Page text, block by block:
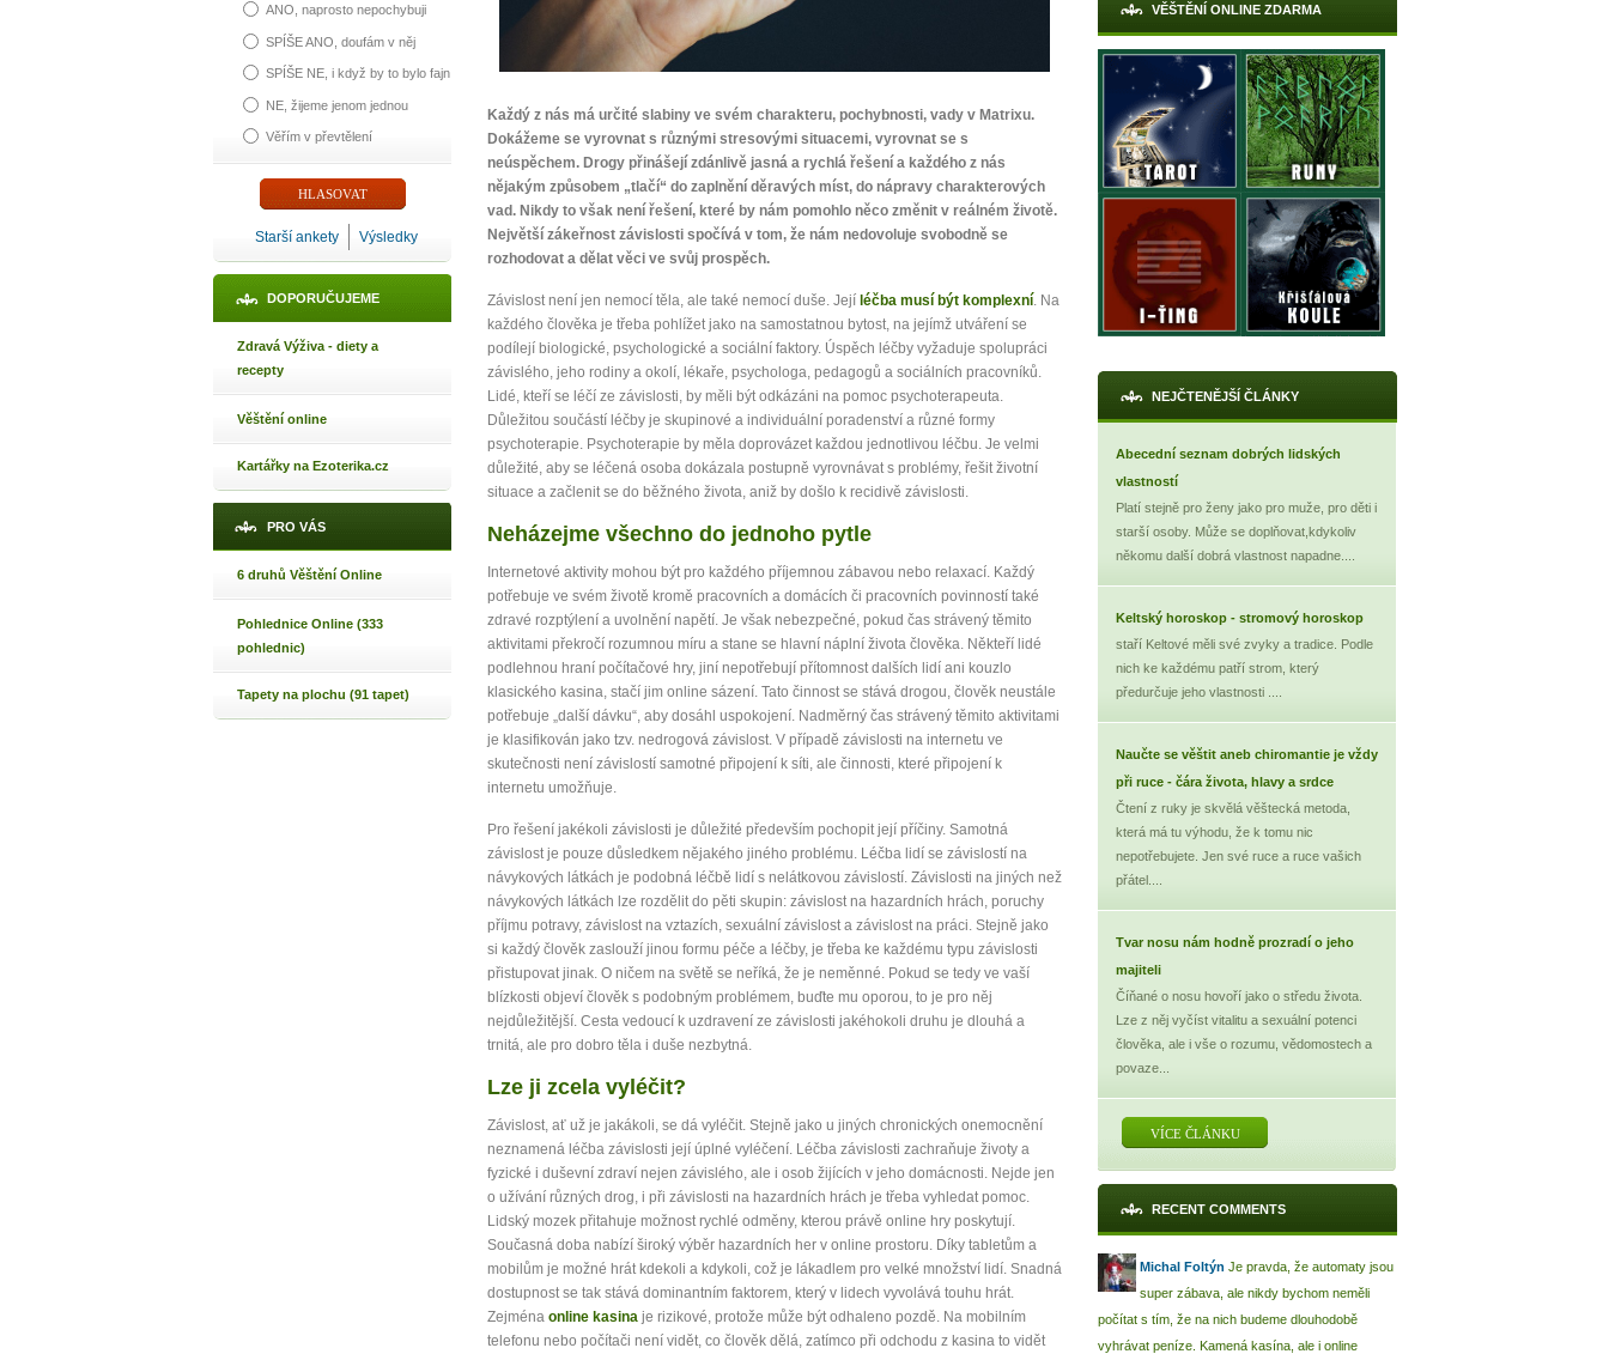
10 tipů pro zdravý a
plnohodnotný život
... všechny tipy zdarma.
Máte pocit, že jste unaveni hned jak ráno vstanete?
Nemusí to tak být - ZJISTĚTE ZDARMA!
Jak mít více energie každý den
Jak vnést do života rovnováhu
Jak být šťastnější
Nenávidíme spam stejně jako vy
X
ANO, naprosto nepochybuji
SPÍŠE ANO, doufám v něj
SPÍŠE NE, i když by to bylo fajn
NE, žijeme jenom jednou
Věřím v převtělení
Starší ankety Výsledky
DOPORUČUJEME
Zdravá Výživa - diety a
recepty
Věštění online
Kartářky na Ezoterika.cz
PRO VÁS
6 druhů Věštění Online
Pohlednice Online (333
pohlednic)
Tapety na plochu (91 tapet)
Každý z nás má určité slabiny ve svém charakteru, pochybnosti, vady v Matrixu.
Dokážeme se vyrovnat s různými stresovými situacemi, vyrovnat se s
neúspěchem. Drogy přinášejí zdánlivě jasná a rychlá řešení a každého z nás
nějakým způsobem „tlačí“ do zaplnění děravých míst, do nápravy charakterových
vad. Nikdy to však není řešení, které by nám pomohlo něco změnit v reálném životě.
Největší zákeřnost závislosti spočívá v tom, že nám nedovoluje svobodně se
rozhodovat a dělat věci ve svůj prospěch.
Závislost není jen nemocí těla, ale také nemocí duše. Její léčba musí být komplexní. Na
každého člověka je třeba pohlížet jako na samostatnou bytost, na jejímž utváření se
podílejí biologické, psychologické a sociální faktory. Úspěch léčby vyžaduje spolupráci
závislého, jeho rodiny a okolí, lékaře, psychologa, pedagogů a sociálních pracovníků.
Lidé, kteří se léčí ze závislosti, by měli být odkázáni na pomoc psychoterapeuta.
Důležitou součástí léčby je skupinové a individuální poradenství a různé formy
psychoterapie. Psychoterapie by měla doprovázet každou jednotlivou léčbu. Je velmi
důležité, aby se léčená osoba dokázala postupně vyrovnávat s problémy, řešit životní
situace a začlenit se do běžného života, aniž by došlo k recidivě závislosti.
Neházejme všechno do jednoho pytle
Internetové aktivity mohou být pro každého příjemnou zábavou nebo relaxací. Každý
potřebuje ve svém životě kromě pracovních a domácích či pracovních povinností také
zdravé rozptýlení a uvolnění napětí. Je však nebezpečné, pokud čas strávený těmito
aktivitami překročí rozumnou míru a stane se hlavní náplní života člověka. Někteří lidé
podlehnou hraní počítačové hry, jiní nepotřebují přítomnost dalších lidí ani kouzlo
klasického kasina, stačí jim online sázení. Tato činnost se stává drogou, člověk neustále
potřebuje „další dávku“, aby dosáhl uspokojení. Nadměrný čas strávený těmito aktivitami
je klasifikován jako tzv. nedrogová závislost. V případě závislosti na internetu ve
skutečnosti není závislostí samotné připojení k síti, ale činnosti, které připojení k
internetu umožňuje.
Pro řešení jakékoli závislosti je důležité především pochopit její příčiny. Samotná
závislost je pouze důsledkem nějakého jiného problému. Léčba lidí se závislostí na
návykových látkách je podobná léčbě lidí s nelátkovou závislostí. Závislosti na jiných než
návykových látkách lze rozdělit do pěti skupin: závislost na hazardních hrách, poruchy
příjmu potravy, závislost na vztazích, sexuální závislost a závislost na práci. Stejně jako
si každý člověk zaslouží jinou formu péče a léčby, je třeba ke každému typu závislosti
přistupovat jinak. O ničem na světě se neříká, že je neměnné. Pokud se tedy ve vaší
blízkosti objeví člověk s podobným problémem, buďte mu oporou, to je pro něj
nejdůležitější. Cesta vedoucí k uzdravení ze závislosti jakéhokoli druhu je dlouhá a
trnitá, ale pro dobro těla i duše nezbytná.
Lze ji zcela vyléčit?
Závislost, ať už je jakákoli, se dá vyléčit. Stejně jako u jiných chronických onemocnění
neznamená léčba závislosti její úplné vyléčení. Léčba závislosti zachraňuje životy a
fyzické i duševní zdraví nejen závislého, ale i osob žijících v jeho domácnosti. Nejde jen
o užívání různých drog, i při závislosti na hazardních hrách je třeba vyhledat pomoc.
Lidský mozek přitahuje možnost rychlé odměny, kterou právě online hry poskytují.
Současná doba nabízí široký výběr hazardních her v online prostoru. Díky tabletům a
mobilům je možné hrát kdekoli a kdykoli, což je lákadlem pro velké množství lidí. Snadná
dostupnost se tak stává dominantním faktorem, který v lidech vyvolává touhu hrát.
Zejména online kasina je rizikové, protože může být odhaleno pozdě. Na mobilním
telefonu nebo počítači není vidět, co člověk dělá, zatímco při odchodu z kasina to vidět
VĚŠTĚNÍ ONLINE ZDARMA
NEJČTENĚJŠÍ ČLÁNKY
Abecední seznam dobrých lidských
vlastností
Platí stejně pro ženy jako pro muže, pro děti i
starší osoby. Může se doplňovat,kdykoliv
někomu další dobrá vlastnost napadne....
Keltský horoskop - stromový horoskop
staří Keltové měli své zvyky a tradice. Podle
nich ke každému patří strom, který
předurčuje jeho vlastnosti ....
Naučte se věštit aneb chiromantie je vždy
při ruce - čára života, hlavy a srdce
Čtení z ruky je skvělá věštecká metoda,
která má tu výhodu, že k tomu nic
nepotřebujete. Jen své ruce a ruce vašich
přátel....
Tvar nosu nám hodně prozradí o jeho
majiteli
Číňané o nosu hovoří jako o středu života.
Lze z něj vyčíst vitalitu a sexuální potenci
člověka, ale i vše o rozumu, vědomostech a
povaze...
VÍCE ČLÁNKU
RECENT COMMENTS
Michal Foltýn Je pravda, že automaty jsou
super zábava, ale nikdy bychom neměli
počítat s tím, že na nich budeme dlouhodobě
vyhrávat peníze. Kamená kasína, ale i online